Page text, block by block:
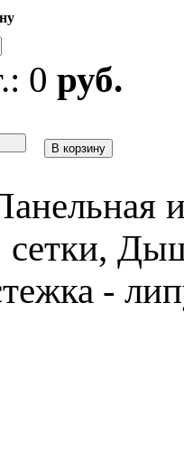
0 руб.
сетки,
-